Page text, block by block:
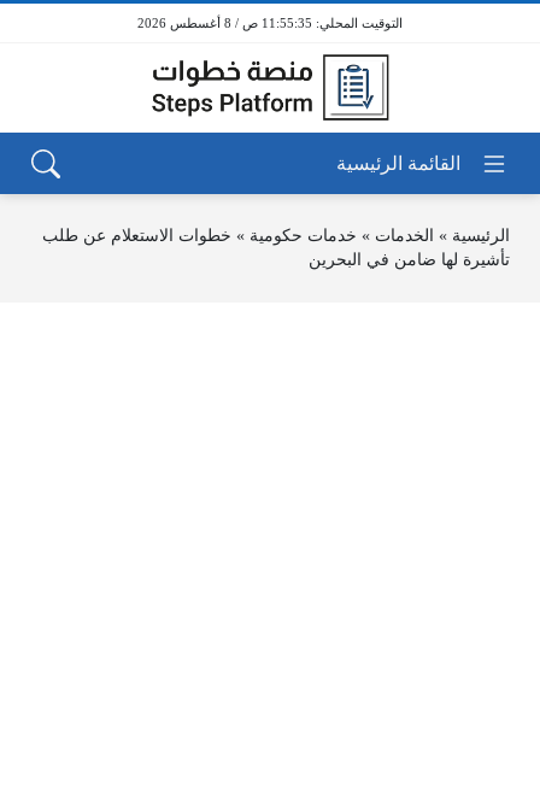
11:55:35 ص / 8 أغسطس 2026
الرئيسية » الخدمات » خدمات حكومية » خطوات الاستعلام عن طلب
تأشيرة لها ضامن في البحرين